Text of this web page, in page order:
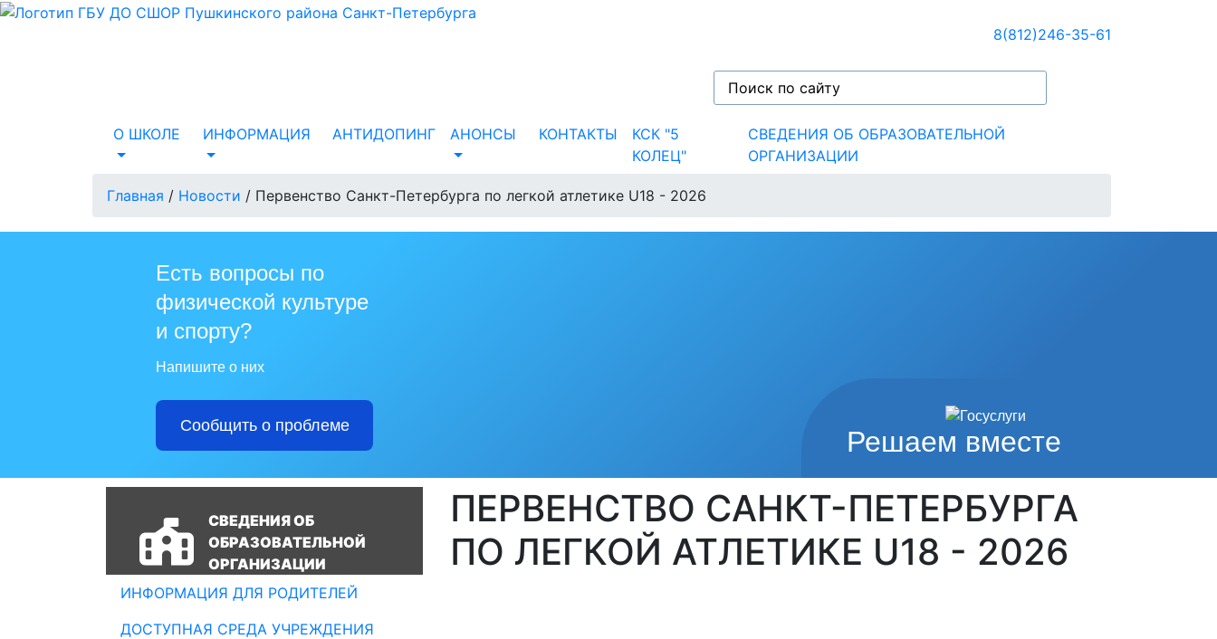
8(812)246-35-61
О ШКОЛЕ ИНФОРМАЦИЯ АНТИДОПИНГ АНОНСЫ КОНТАКТЫ
КСК "5
КОЛЕЦ"
СВЕДЕНИЯ ОБ ОБРАЗОВАТЕЛЬНОЙ
ОРГАНИЗАЦИИ
Главная / Новости / Первенство Санкт-Петербурга по легкой атлетике U18 - 2026
Решаем вместе
Есть вопросы по
физической культуре
и спорту?
Напишите о них
Сообщить о проблеме
СВЕДЕНИЯ ОБ
ОБРАЗОВАТЕЛЬНОЙ
ОРГАНИЗАЦИИ
ИНФОРМАЦИЯ ДЛЯ РОДИТЕЛЕЙ
ДОСТУПНАЯ СРЕДА УЧРЕЖДЕНИЯ
ПЕРВЕНСТВО САНКТ-ПЕТЕРБУРГА
ПО ЛЕГКОЙ АТЛЕТИКЕ U18 - 2026